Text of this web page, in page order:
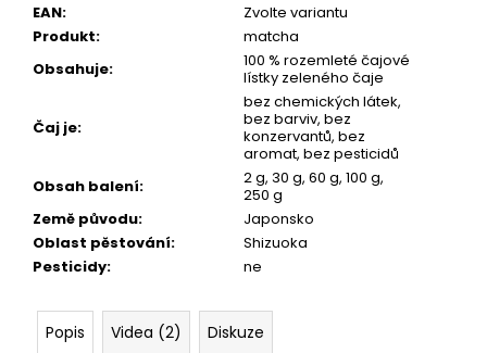
EAN:
Zvolte variantu
Produkt:
matcha
Obsahuje:
100 % rozemleté čajové
lístky zeleného čaje
Čaj je:
bez chemických látek,
bez barviv, bez
konzervantů, bez
aromat, bez pesticidů
Obsah balení:
2 g, 30 g, 60 g, 100 g,
250 g
Země původu:
Japonsko
Oblast pěstování:
Shizuoka
Pesticidy: ne
Popis Videa (2) Diskuze
SET
NA
PŘÍPRAVU
MATCHA
159
Kč